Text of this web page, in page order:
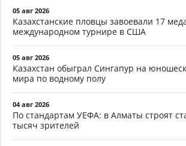
05 авг 2026
Казахстанские пловцы завоевали 17
международном турнире в США
05 авг 2026
Казахстан обыграл Сингапур на
мира по водному полу
04 авг 2026
По стандартам УЕФА: в Алматы строят
тысяч зрителей